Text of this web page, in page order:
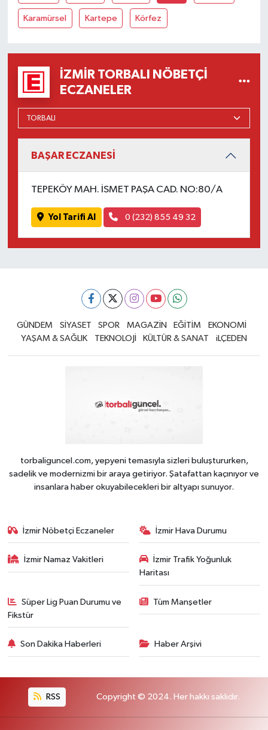
Karamürsel Kartepe Körfez
İZMIR TORBALI NÖBETÇI
ECZANELER
BAŞAR ECZANESİ
TEPEKÖY MAH. İSMET PAŞA CAD. NO:80/A
Yol Tarifi Al 0 (232) 855 49 32
GÜNDEM SİYASET SPOR MAGAZİN EĞİTİM
EKONOMİ
YAŞAM & SAĞLIK
TEKNOLOJİ KÜLTÜR & SANAT iLÇEDEN
torbaliguncel.com, yepyeni temasıyla sizleri buluştururken,
sadelik ve modernizmi bir araya getiriyor. Şatafattan kaçınıyor ve
insanlara haber okuyabilecekleri bir altyapı sunuyor.
İzmir Nöbetçi Eczaneler İzmir Hava Durumu
İzmir Namaz Vakitleri
İzmir Trafik Yoğunluk
Haritası
Süper Lig Puan Durumu ve
Fikstür
Tüm Manşetler
Son Dakika Haberleri Haber Arşivi
RSS Copyright © 2024. Her hakkı saklıdır.